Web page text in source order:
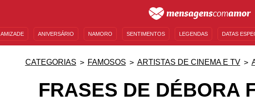
AMIZADE ANIVERSÁRIO NAMORO SENTIMENTOS LEGENDAS DATAS
CATEGORIAS FAMOSOS ARTISTAS DE CINEMA E TV
FRASES DE DÉBORA